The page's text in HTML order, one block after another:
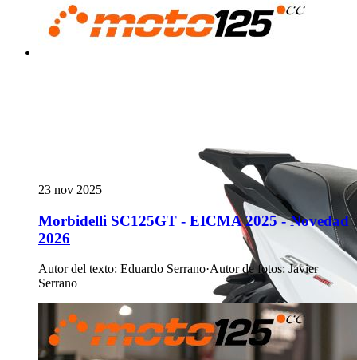
23 nov 2025
Morbidelli SC125GT - EICMA 2025 - Novedad
2026
Autor del texto: Eduardo Serrano·Autor de fotos: Javier
Serrano